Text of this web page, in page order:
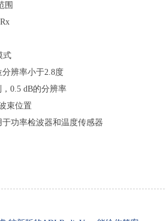
围
式
分辨率小于2.8度
0.5 dB的分辨率
束位置
于功率检波器和温度传感器